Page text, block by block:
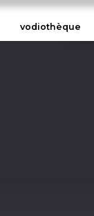
vodiothèque